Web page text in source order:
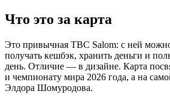
Что это за карта
Это привычная TBC Salom: с ней
получать кешбэк, хранить деньги и
день. Отличие — в дизайне. Карта
и чемпионату мира 2026 года, а на
Элдора Шомуродова.